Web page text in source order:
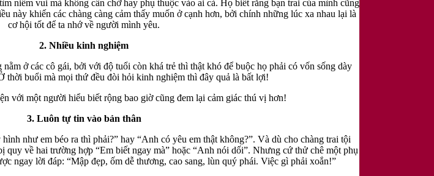
niềm vui mà không cần chờ hay phụ thuộc vào ai cả. Họ biết rằng bạn trai của mình cũng
này khiến các chàng càng cảm thấy muốn ở cạnh hơn, bởi chính những lúc xa nhau lại là
cơ hội tốt để ta nhớ về người mình yêu.
2. Nhiều kinh nghiệm
ở các cô gái, bởi với độ tuổi còn khá trẻ thì thật khó để buộc họ phải có vốn sống dày
thời buổi mà mọi thứ đều đòi hỏi kinh nghiệm thì đây quả là bất lợi!
với một người hiểu biết rộng bao giờ cũng đem lại cảm giác thú vị hơn!
3. Luôn tự tin vào bản thân
như em béo ra thì phải?” hay “Anh có yêu em thật không?”. Và dù cho chàng trai tội
quy về hai trường hợp “Em biết ngay mà” hoặc “Anh nói dối”. Nhưng cứ thử chê một phụ
ngay lời đáp: “Mập đẹp, ốm dễ thương, cao sang, lùn quý phái. Việc gì phải xoắn!”